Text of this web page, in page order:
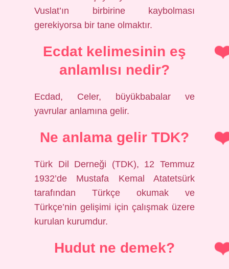
Vuslat’ın birbirine kaybolması
gerekiyorsa bir tane olmaktır.
Ecdat kelimesinin eş
anlamlısı nedir?
Ecdad, Celer, büyükbabalar ve
yavrular anlamına gelir.
Ne anlama gelir TDK?
Türk Dil Derneği (TDK), 12 Temmuz
1932’de Mustafa Kemal Atatetsürk
tarafından Türkçe okumak ve
Türkçe’nin gelişimi için çalışmak üzere
kurulan kurumdur.
Hudut ne demek?